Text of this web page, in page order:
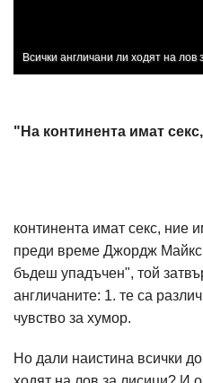
Всички англичани ли ходят на лов
"На континента имат
континента имат секс, ние
преди време Джордж
бъдеш упадъчен", той
англичаните: 1. те са
чувство за хумор.
Но дали наистина всички